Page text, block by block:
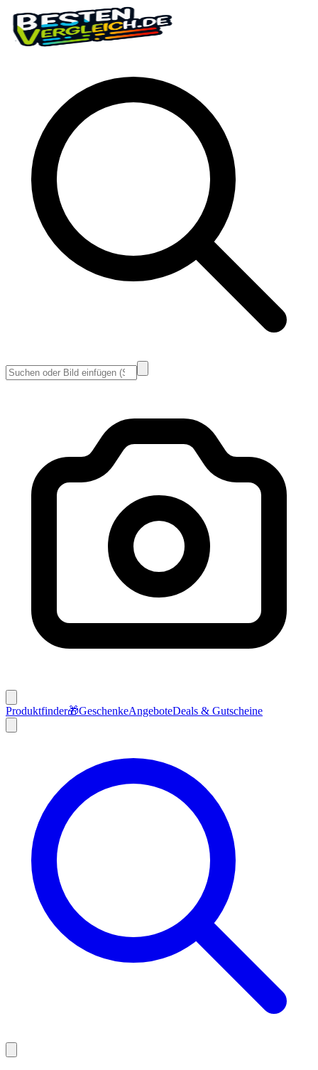
Produktfinder🎁GeschenkeAngeboteDeals & Gutscheine